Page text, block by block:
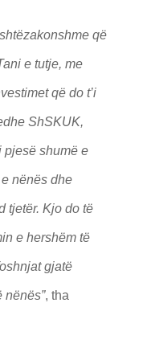
që
e tutje, me
që do t’i
ShSKUK,
pjesë shumë e
nënës dhe
tjetër. Kjo do të
e hershëm të
gjatë
nënës”, tha